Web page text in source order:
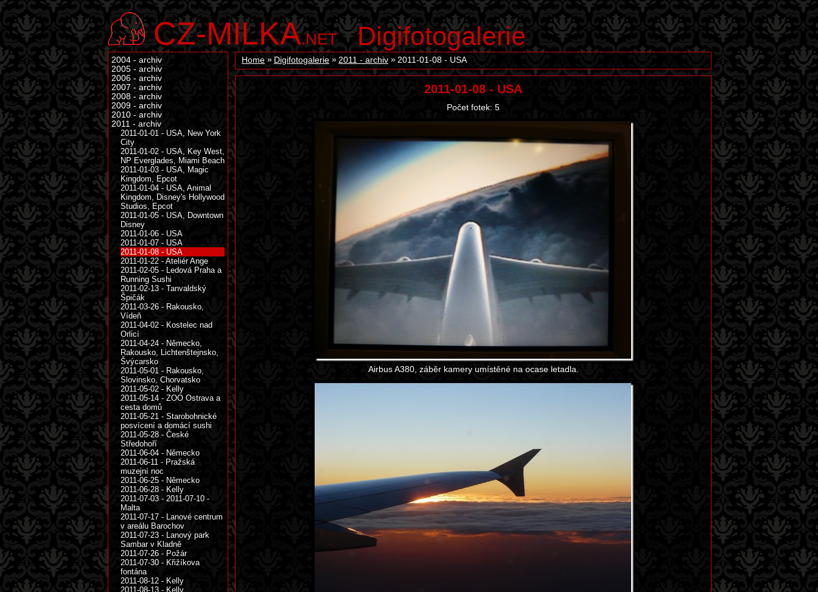
CZ-MILKA.NET Digifotogalerie
Home Digifotogalerie 2011 - archiv 2011-01-08 - USA
2011-01-08 - USA
Počet fotek: 5
Airbus A380, záběr kamery umístěné na ocase letadla.
2004 - archiv
2005 - archiv
2006 - archiv
2007 - archiv
2008 - archiv
2009 - archiv
2010 - archiv
2011 - archiv
2011-01-01 - USA, New York
City
2011-01-02 - USA, Key West,
NP Everglades, Miami Beach
2011-01-03 - USA, Magic
Kingdom, Epcot
2011-01-04 - USA, Animal
Kingdom, Disney's Hollywood
Studios, Epcot
2011-01-05 - USA, Downtown
Disney
2011-01-06 - USA
2011-01-07 - USA
2011-01-08 - USA
2011-01-22 - Ateliér Ange
2011-02-05 - Ledová Praha a
Running Sushi
2011-02-13 - Tanvaldský
Špičák
2011-03-26 - Rakousko,
Vídeň
2011-04-02 - Kostelec nad
Orlicí
2011-04-24 - Německo,
Rakousko, Lichtenštejnsko,
Švýcarsko
2011-05-01 - Rakousko,
Slovinsko, Chorvatsko
2011-05-02 - Kelly
2011-05-14 - ZOO Ostrava a
cesta domů
2011-05-21 - Starobohnické
posvícení a domácí sushi
2011-05-28 - České
Středohoří
2011-06-04 - Německo
2011-06-11 - Pražská
muzejní noc
2011-06-25 - Německo
2011-06-28 - Kelly
2011-07-03 - 2011-07-10 -
Malta
2011-07-17 - Lanové centrum
v areálu Barochov
2011-07-23 - Lanový park
Sambar v Kladně
2011-07-26 - Požár
2011-07-30 - Křižíkova
fontána
2011-08-12 - Kelly
2011-08-13 - Kelly